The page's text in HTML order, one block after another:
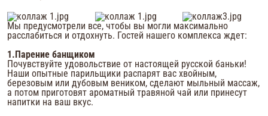
от7 000 ₽ ЗАБРОНИРОВАТЬ
от9 000 ₽ ЗАБРОНИРОВАТЬ
отот 210 000 ₽ ЗАБРОНИРОВАТЬ
Мы предусмотрели все, чтобы вы могли максимально
расслабиться и отдохнуть. Гостей нашего комплекса ждет:
1.Парение банщиком
Почувствуйте удовольствие от настоящей русской баньки!
Наши опытные парильщики распарят вас хвойным,
березовым или дубовым веником, сделают мыльный массаж,
а потом приготовят ароматный травяной чай или принесут
напитки на ваш вкус.